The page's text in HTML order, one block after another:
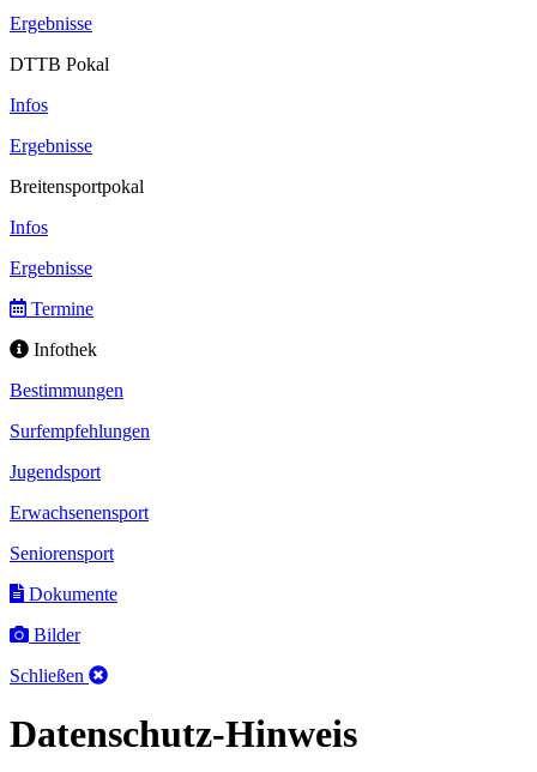
Ergebnisse
DTTB Pokal
Infos
Ergebnisse
Breitensportpokal
Infos
Ergebnisse
Termine
Infothek
Bestimmungen
Surfempfehlungen
Jugendsport
Erwachsenensport
Seniorensport
Dokumente
Bilder
Schließen
Datenschutz-Hinweis